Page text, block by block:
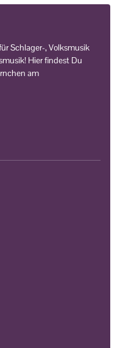
Schlager-, Volksmusik
Hier findest Du
am